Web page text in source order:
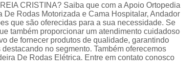
Joelheira Ortopédica Ajustável
Joelheira Ortopédica com Tala
Joelheira Ortopédica Ligamento Cruzado
Joelheira Ortopédica Patelar
CRISTINA? Saiba que com a Apoio Ortopedia
Rodas Motorizada e Cama Hospitalar, Andador
que são oferecidas para a sua necessidade. Se
também proporcionar um atendimento cuidadoso
de fornecer produtos de qualidade, garantindo
no segmento. Também oferecemos
De Rodas Elétrica. Entre em contato conosco